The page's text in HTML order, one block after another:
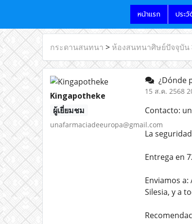
หน้าแรก ประวั
กระดานสนทนา > ห้องสนทนาศิษย์ปัจจุบัน
Kingapotheke
ผู้เยี่ยมชม
unafarmaciadeeuropa@gmail.com
¿Dónde
15 ส.ค. 2568
Contacto:
La
Entrega en
Enviamos
Silesia, y a